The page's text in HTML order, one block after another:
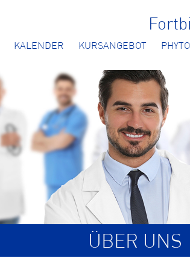
KALENDER KURSANGEBOT
ÜBER UNS